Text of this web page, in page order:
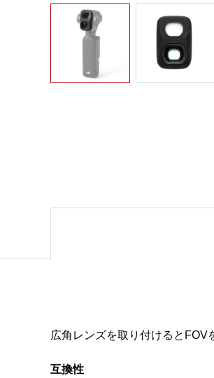
広角レンズを取り付けるとFOV
互換性